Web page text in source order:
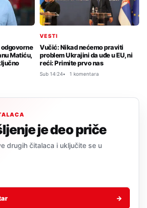
Matiću,
VESTI
Vučić: Nikad nećemo praviti
problem Ukrajini da uđe u EU, ni
reći: Primite prvo nas
Sub 14:24 1 komentara
je deo priče
drugih čitalaca i uključite se u
→